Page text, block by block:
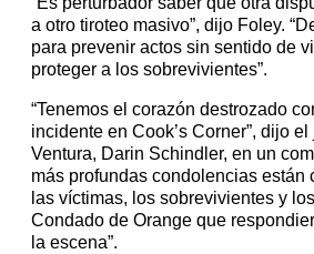
a otro tiroteo masivo”, dijo Foley.
para prevenir actos sin sentido de
proteger a los sobrevivientes”.
“Tenemos el corazón destrozado
incidente en Cook’s Corner”, dijo
Ventura, Darin Schindler, en un
más profundas condolencias están
las víctimas, los sobrevivientes y
Condado de Orange que
la escena”.